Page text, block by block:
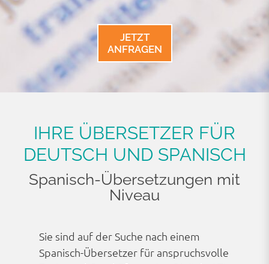
JETZT
ANFRAGEN
IHRE ÜBERSETZER FÜR
DEUTSCH UND SPANISCH
Spanisch-Übersetzungen mit
Niveau
Sie sind auf der Suche nach einem
Spanisch-Übersetzer für anspruchs­volle